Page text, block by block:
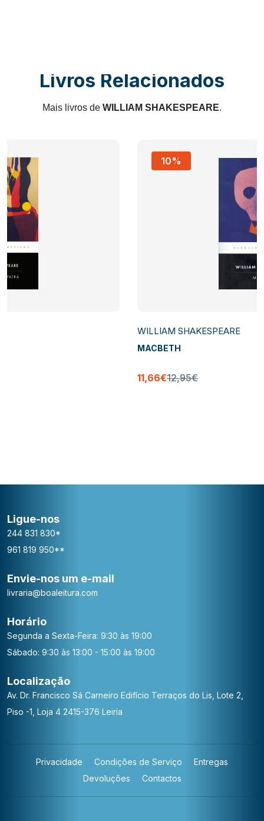
Livros Relacionados
Mais livros de WILLIAM SHAKESPEARE.
WILLIAM SHAKESPEARE
12,95€
Ligue-nos
244 831 830*
961 819 950**
Envie-nos um e-mail
livraria@boaleitura.com
Horário
Segunda a Sexta-Feira: 9:30 às 19:00
Sábado: 9:30 às 13:00 - 15:00 às 19:00
Localização
Av. Dr. Francisco Sá Carneiro Edifício Terraços do Lis, Lote 2,
Piso -1, Loja 4 2415-376 Leiria
Privacidade Condições de Serviço
Entregas
Devoluções
Contactos